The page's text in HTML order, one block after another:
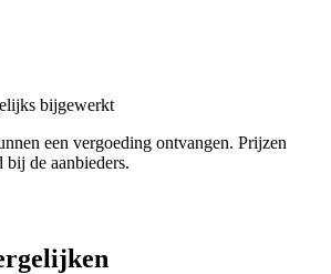
bijgewerkt
een vergoeding ontvangen. Prijzen
de aanbieders.